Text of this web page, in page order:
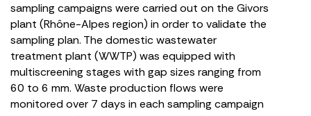
sampling campaigns were carried out on the Givors
plant (Rhône-Alpes region) in order to validate the
sampling plan. The domestic wastewater
treatment plant (WWTP) was equipped with
multiscreening stages with gap sizes ranging from
60 to 6 mm. Waste production flows were
monitored over 7 days in each sampling campaign